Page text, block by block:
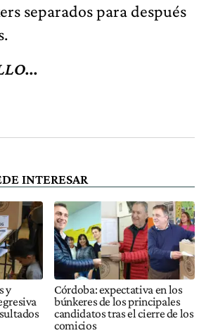
separados para después
INTERESAR
y
Córdoba: expectativa en los
búnkeres de los principales
candidatos tras el cierre de los
comicios